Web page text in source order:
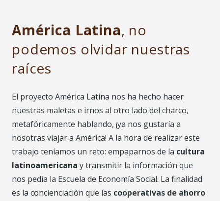
América Latina, no
podemos olvidar nuestras
raíces
El proyecto América Latina nos ha hecho hacer
nuestras maletas e irnos al otro lado del charco,
metafóricamente hablando, ¡ya nos gustaría a
nosotras viajar a América! A la hora de realizar este
trabajo teníamos un reto: empaparnos de la cultura
latinoamericana y transmitir la información que
nos pedía la Escuela de Economía Social. La finalidad
es la concienciación que las cooperativas de ahorro